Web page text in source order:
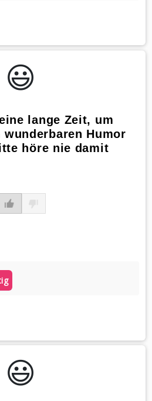
😃️
lange Zeit, um
Humor
höre nie damit
😃️